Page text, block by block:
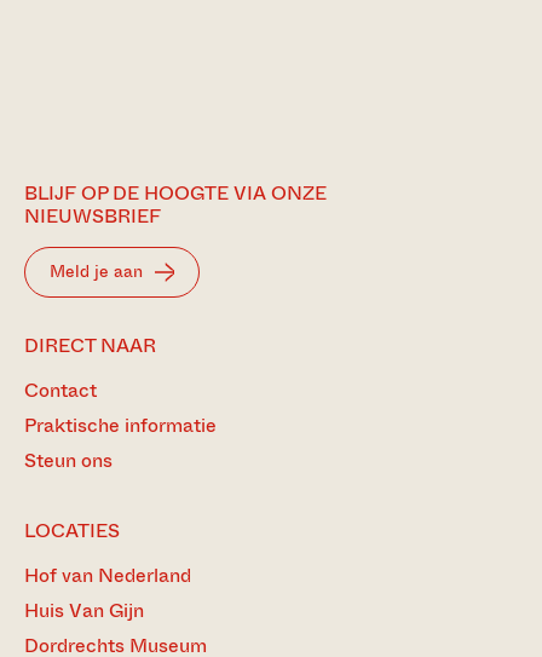
BLIJF OP DE HOOGTE VIA ONZE
NIEUWSBRIEF
Meld je aan
DIRECT NAAR
Contact
Praktische informatie
Steun ons
LOCATIES
Hof van Nederland
Huis Van Gijn
Dordrechts Museum